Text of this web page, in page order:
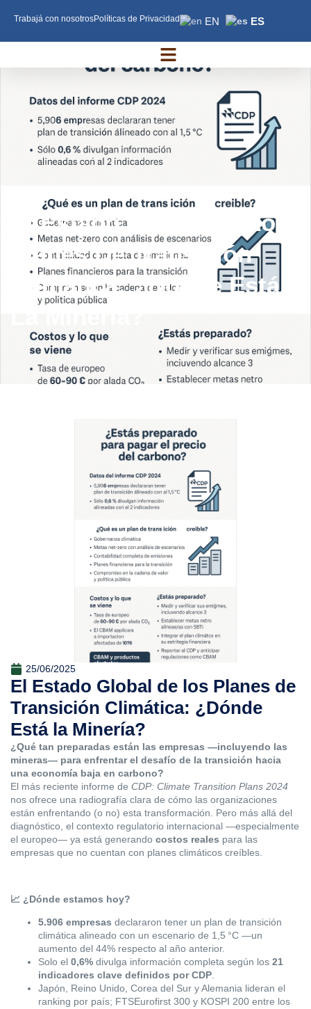
Trabajá con nosotrosPolíticas de Privacidad EN ES
El Estado Global De Los
Planes De Transición
Climática: ¿Dónde Está
25/06/2025
El Estado Global de los Planes de
Transición Climática: ¿Dónde
Está la Minería?
¿Qué tan preparadas están las empresas —incluyendo las
mineras— para enfrentar el desafío de la transición hacia
una economía baja en carbono?
El más reciente informe de CDP: Climate Transition Plans 2024
nos ofrece una radiografía clara de cómo las organizaciones
están enfrentando (o no) esta transformación. Pero más allá del
diagnóstico, el contexto regulatorio internacional —especialmente
el europeo— ya está generando costos reales para las
empresas que no cuentan con planes climáticos creíbles.
📈 ¿Dónde estamos hoy?
5.906 empresas declararon tener un plan de transición
climática alineado con un escenario de 1,5 °C —un
aumento del 44% respecto al año anterior.
Solo el 0,6% divulga información completa según los 21
indicadores clave definidos por CDP.
Japón, Reino Unido, Corea del Sur y Alemania lideran el
ranking por país; FTSEurofirst 300 y KOSPI 200 entre los